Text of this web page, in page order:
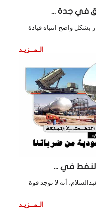
بشكل واضح انتباه قيادة
الـمــزيـد
في ...
أنه لا توجد قوة
الـمــزيـد